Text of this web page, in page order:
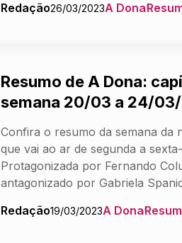
Redação26/03/2023A Dona
Resumo de A Dona:
semana 20/03 a 24/
Confira o resumo da semana da
que vai ao ar de segunda a
Protagonizada por Fernando
antagonizado por Gabriela
Redação19/03/2023A Dona